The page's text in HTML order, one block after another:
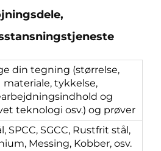
din tegning (størrelse,
materiale, tykkelse,
og
teknologi osv.) og prøver
SPCC, SGCC, Rustfrit stål,
Messing, Kobber, osv.